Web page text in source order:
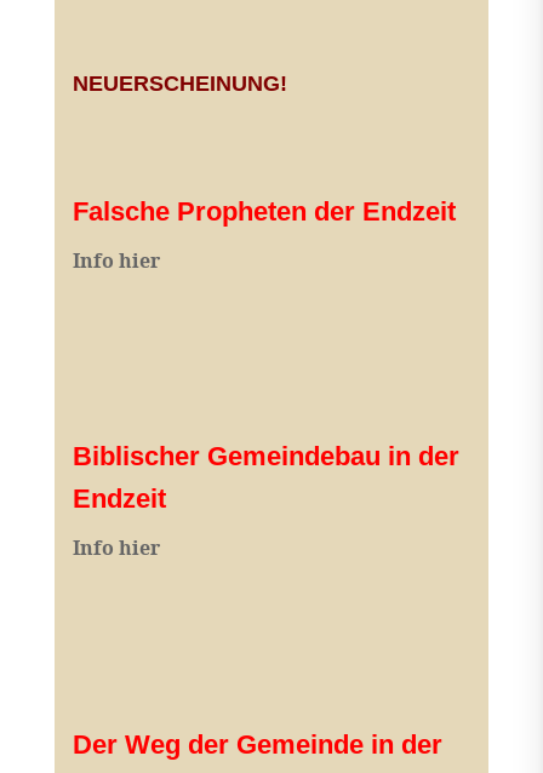
NEUERSCHEINUNG!
Falsche Propheten der Endzeit
Info hier
Biblischer Gemeindebau in der
Endzeit
Info hier
Der Weg der Gemeinde in der